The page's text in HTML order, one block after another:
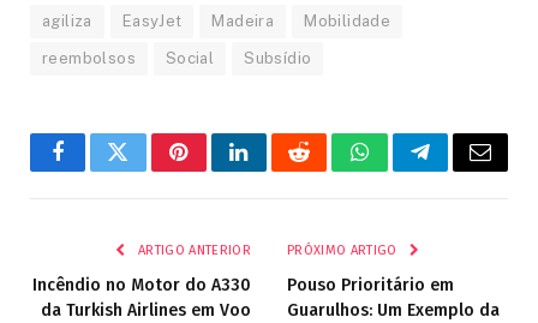
agiliza EasyJet Madeira Mobilidade
reembolsos Social Subsídio
FacebookTwitterPinterestLinkedInRedditWhatsAppTelegrama
E-
ARTIGO ANTERIOR
Incêndio no Motor do A330
da Turkish Airlines em Voo
PRÓXIMO ARTIGO
Pouso Prioritário em
Guarulhos: Um Exemplo da